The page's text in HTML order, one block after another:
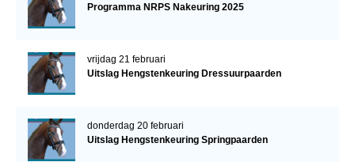
Programma NRPS Nakeuring 2025
vrijdag 21 februari
Uitslag Hengstenkeuring Dressuurpaarden
donderdag 20 februari
Uitslag Hengstenkeuring Springpaarden